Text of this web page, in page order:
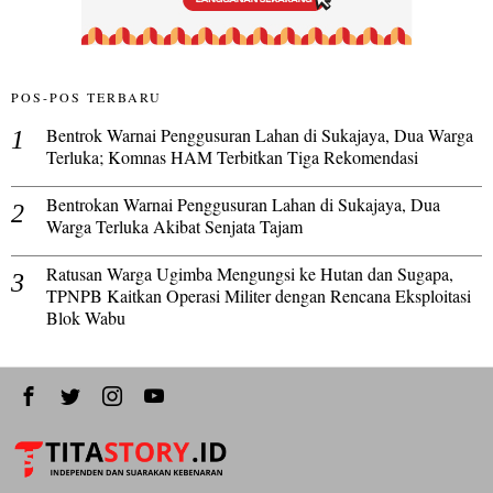
POS-POS TERBARU
Bentrok Warnai Penggusuran Lahan di Sukajaya, Dua Warga
Terluka; Komnas HAM Terbitkan Tiga Rekomendasi
Bentrokan Warnai Penggusuran Lahan di Sukajaya, Dua
Warga Terluka Akibat Senjata Tajam
Ratusan Warga Ugimba Mengungsi ke Hutan dan Sugapa,
TPNPB Kaitkan Operasi Militer dengan Rencana Eksploitasi
Blok Wabu